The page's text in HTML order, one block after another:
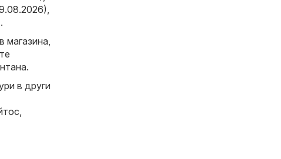
,
.
магазина,
в други
,